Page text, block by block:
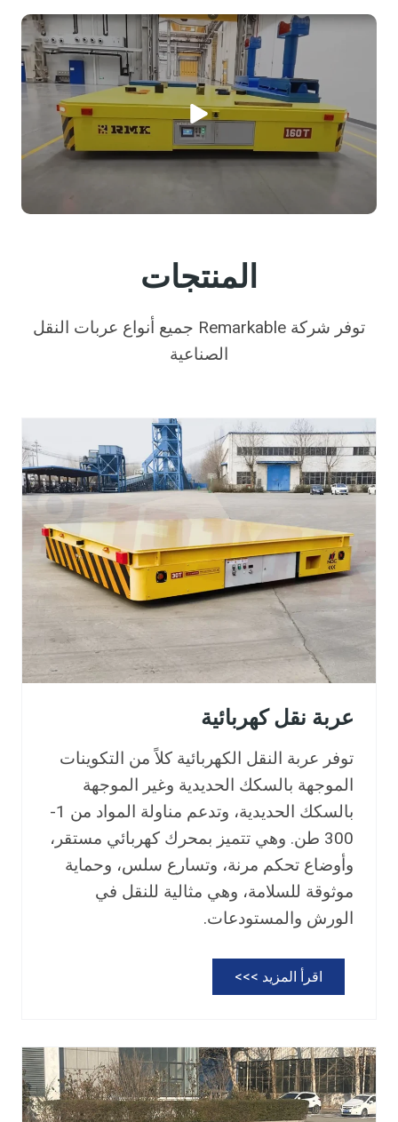
المنتجات
توفر شركة Remarkable جميع أنواع عربات النقل
الصناعية
عربة نقل كهربائية
توفر عربة النقل الكهربائية كلاً من التكوينات
الموجهة بالسكك الحديدية وغير الموجهة
بالسكك الحديدية، وتدعم مناولة المواد من 1-
300 طن. وهي تتميز بمحرك كهربائي مستقر،
وأوضاع تحكم مرنة، وتسارع سلس، وحماية
موثوقة للسلامة، وهي مثالية للنقل في
الورش والمستودعات.
اقرأ المزيد >>>
ر
ن
ق
ل